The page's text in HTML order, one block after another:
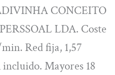
CONCEITO
LDA. Coste
Red fija, 1,57
Mayores 18